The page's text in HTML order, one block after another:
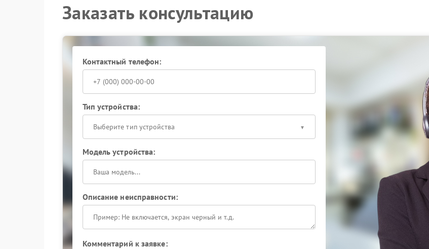
Заказать консультацию
Контактный телефон:
Тип устройства:
Выберите тип устройства
Модель устройства:
Описание неисправности:
Комментарий к заявке: